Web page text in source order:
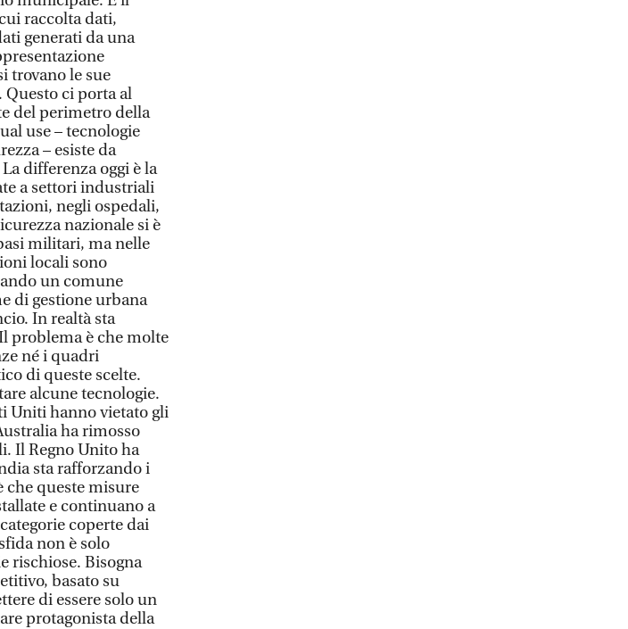
raccolta dati,
generati da una
trovano le sue
ci porta al
del perimetro della
use – tecnologie
– esiste da
differenza oggi è la
a settori industriali
negli ospedali,
nazionale si è
militari, ma nelle
locali sono
un comune
di gestione urbana
In realtà sta
problema è che molte
né i quadri
di queste scelte.
alcune tecnologie.
Uniti hanno vietato gli
ha rimosso
Il Regno Unito ha
sta rafforzando i
queste misure
e continuano a
coperte dai
non è solo
rischiose. Bisogna
basato su
di essere solo un
protagonista della